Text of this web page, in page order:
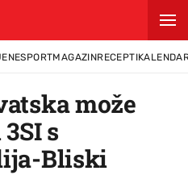
SPORTMAGAZINRECEPTI
može
s
Bliski